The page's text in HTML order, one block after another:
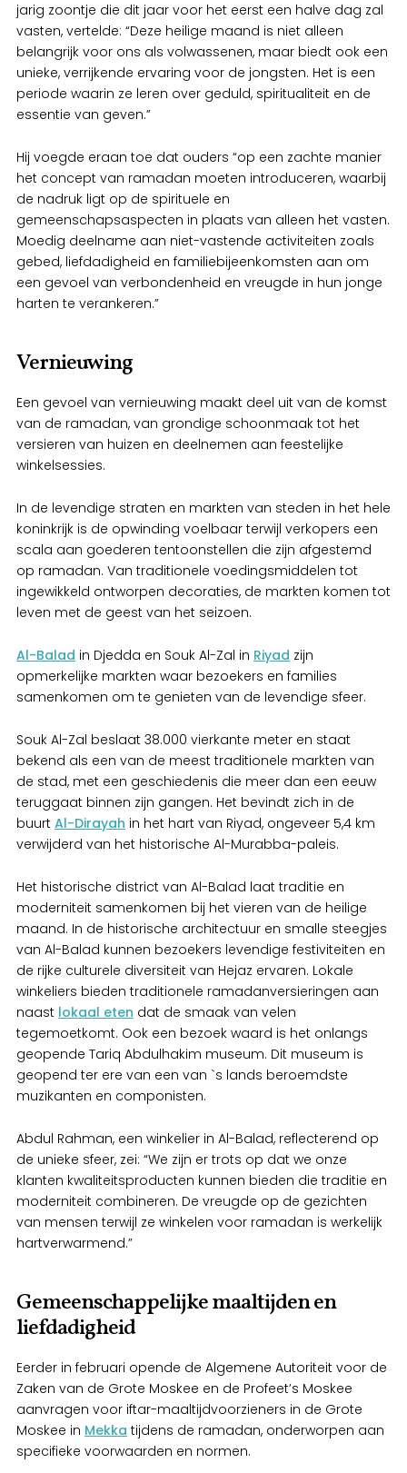
jarig zoontje die dit jaar voor het eerst een halve dag zal
vasten, vertelde: “Deze heilige maand is niet alleen
belangrijk voor ons als volwassenen, maar biedt ook een
unieke, verrijkende ervaring voor de jongsten. Het is een
periode waarin ze leren over geduld, spiritualiteit en de
essentie van geven.”
Hij voegde eraan toe dat ouders “op een zachte manier
het concept van ramadan moeten introduceren, waarbij
de nadruk ligt op de spirituele en
gemeenschapsaspecten in plaats van alleen het vasten.
Moedig deelname aan niet-vastende activiteiten zoals
gebed, liefdadigheid en familiebijeenkomsten aan om
een gevoel van verbondenheid en vreugde in hun jonge
harten te verankeren.”
Vernieuwing
Een gevoel van vernieuwing maakt deel uit van de komst
van de ramadan, van grondige schoonmaak tot het
versieren van huizen en deelnemen aan feestelijke
winkelsessies.
In de levendige straten en markten van steden in het hele
koninkrijk is de opwinding voelbaar terwijl verkopers een
scala aan goederen tentoonstellen die zijn afgestemd
op ramadan. Van traditionele voedingsmiddelen tot
ingewikkeld ontworpen decoraties, de markten komen tot
leven met de geest van het seizoen.
Al-Balad in Djedda en Souk Al-Zal in Riyad zijn
opmerkelijke markten waar bezoekers en families
samenkomen om te genieten van de levendige sfeer.
Souk Al-Zal beslaat 38.000 vierkante meter en staat
bekend als een van de meest traditionele markten van
de stad, met een geschiedenis die meer dan een eeuw
teruggaat binnen zijn gangen. Het bevindt zich in de
buurt Al-Dirayah in het hart van Riyad, ongeveer 5,4 km
verwijderd van het historische Al-Murabba-paleis.
Het historische district van Al-Balad laat traditie en
moderniteit samenkomen bij het vieren van de heilige
maand. In de historische architectuur en smalle steegjes
van Al-Balad kunnen bezoekers levendige festiviteiten en
de rijke culturele diversiteit van Hejaz ervaren. Lokale
winkeliers bieden traditionele ramadanversieringen aan
naast lokaal eten dat de smaak van velen
tegemoetkomt. Ook een bezoek waard is het onlangs
geopende Tariq Abdulhakim museum. Dit museum is
geopend ter ere van een van `s lands beroemdste
muzikanten en componisten.
Abdul Rahman, een winkelier in Al-Balad, reflecterend op
de unieke sfeer, zei: “We zijn er trots op dat we onze
klanten kwaliteitsproducten kunnen bieden die traditie en
moderniteit combineren. De vreugde op de gezichten
van mensen terwijl ze winkelen voor ramadan is werkelijk
hartverwarmend.”
Gemeenschappelijke maaltijden en
liefdadigheid
Eerder in februari opende de Algemene Autoriteit voor de
Zaken van de Grote Moskee en de Profeet’s Moskee
aanvragen voor iftar-maaltijdvoorzieners in de Grote
Moskee in Mekka tijdens de ramadan, onderworpen aan
specifieke voorwaarden en normen.